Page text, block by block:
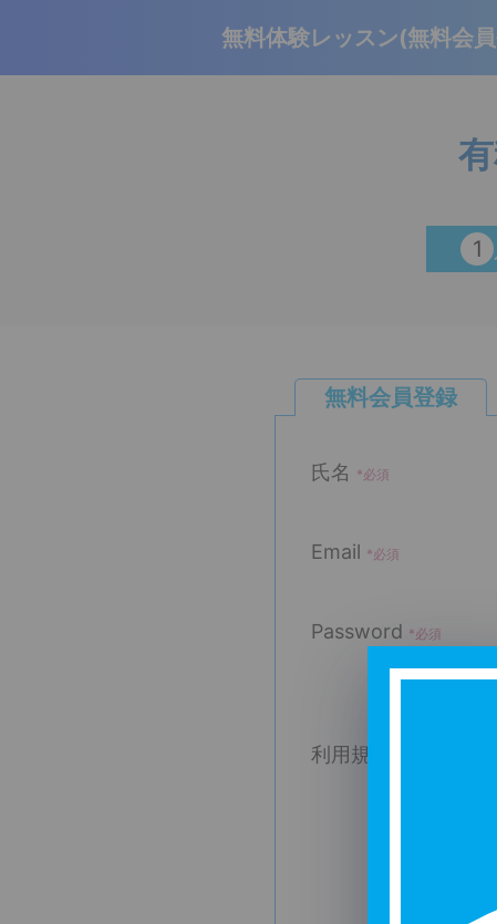
無料体験レッスン(無料会
1
無料会員登録
氏名 *必須
Email *必須
Password *必須
利用規約